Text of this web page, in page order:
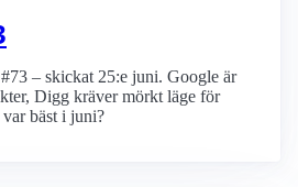
– skickat 25:e juni. Google är
Digg kräver mörkt läge för
bäst i juni?